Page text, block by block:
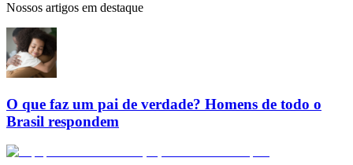
Nossos artigos em destaque
O que faz um pai de verdade? Homens de todo o
Brasil respondem